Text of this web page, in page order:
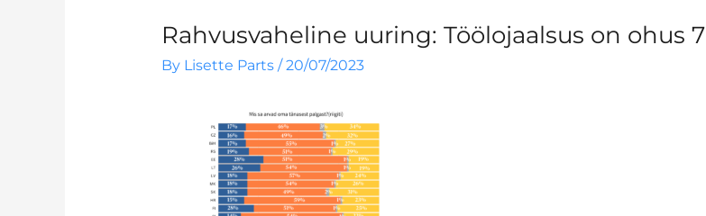
Rahvusvaheline uuring: Töölojaalsus on ohus 7
By Lisette Parts /20/07/2023